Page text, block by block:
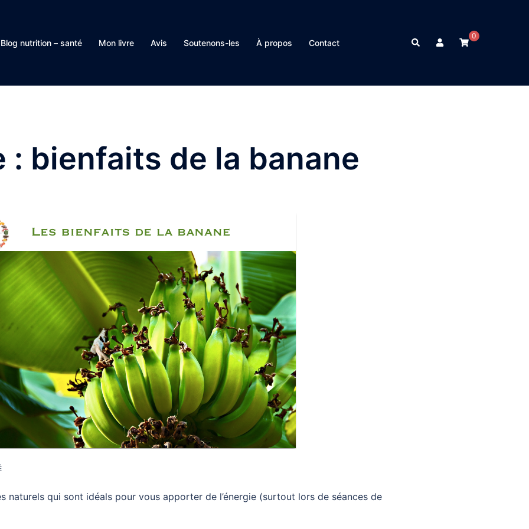
Blog nutrition – santé Mon livre Avis Soutenons-les À propos Contact Rechercher
0
: bienfaits de la banane
naturels qui sont idéals pour vous apporter de l’énergie (surtout lors de séances de